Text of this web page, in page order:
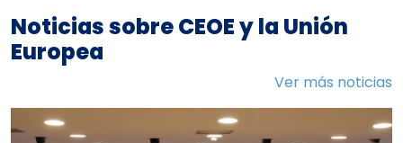
Noticias sobre CEOE y la Unión
Europea
Ver más noticias